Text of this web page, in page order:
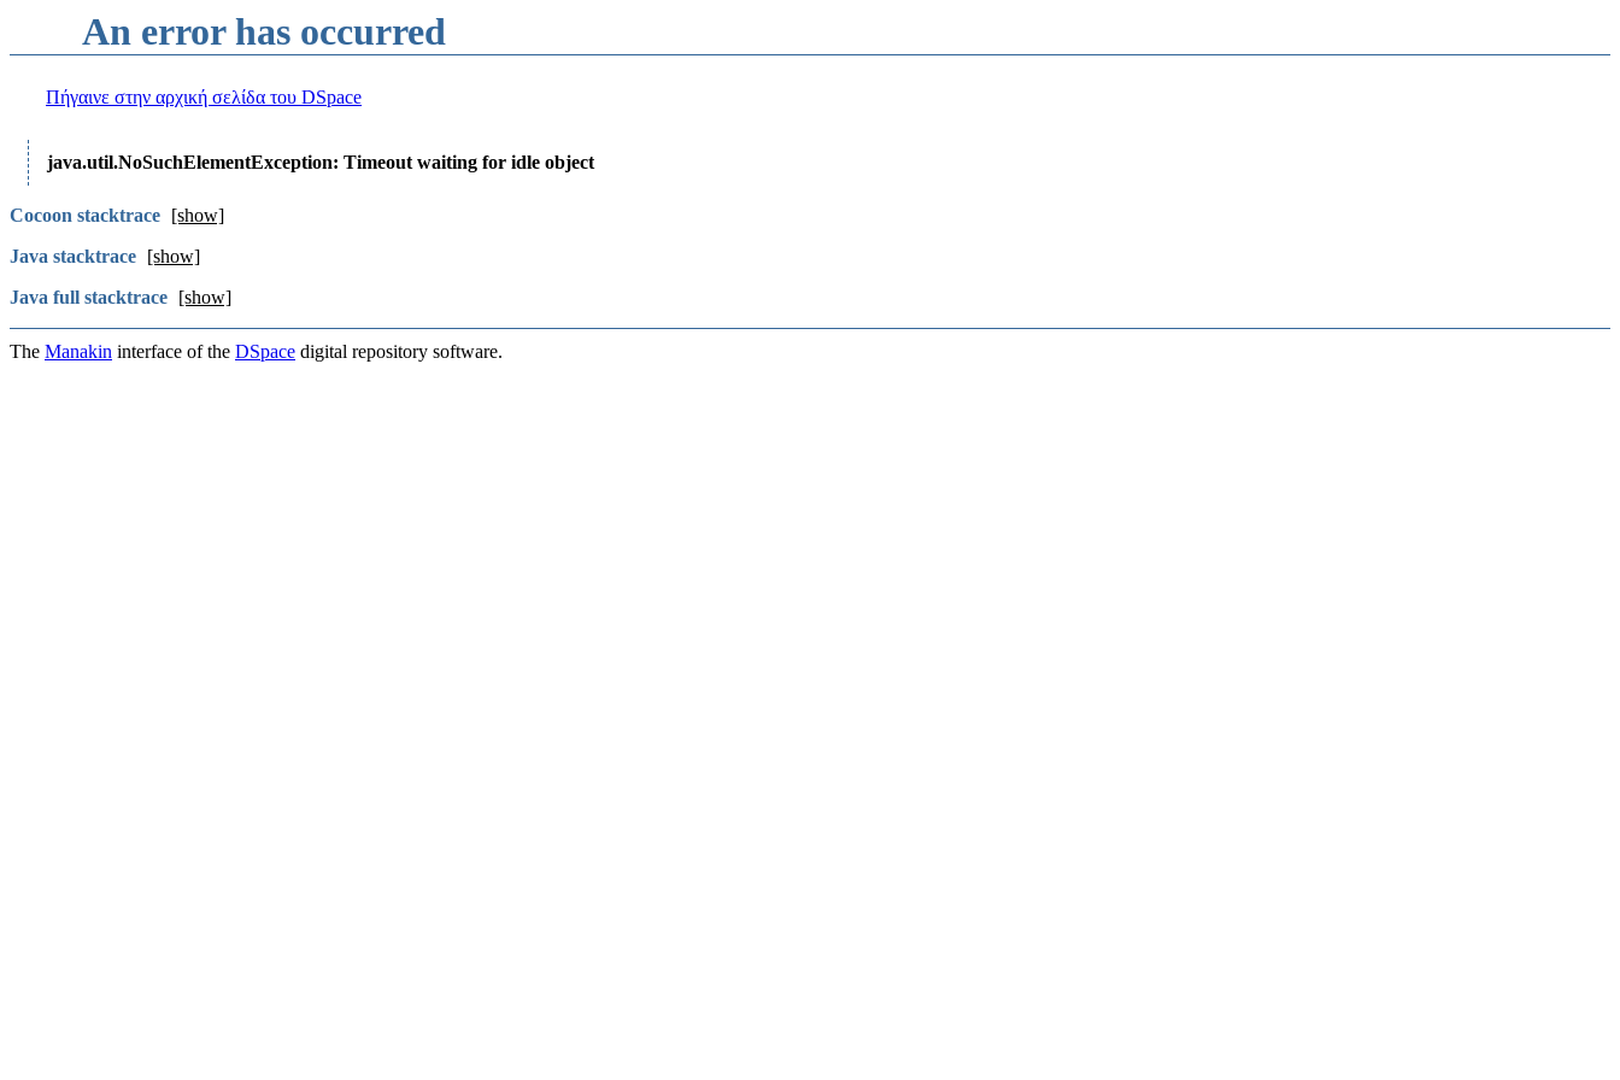
An error has occurred
Πήγαινε στην αρχική σελίδα του DSpace
java.util.NoSuchElementException: Timeout waiting for idle object
Cocoon stacktrace [show]
Java stacktrace [show]
Java full stacktrace [show]
The Manakin interface of the DSpace digital repository software.